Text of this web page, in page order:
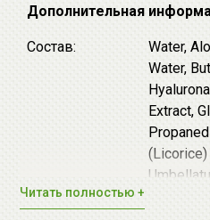
антиоксидантами и
окислительным
выработке коллагена,
центеллы
покраснение и
сосудов, уменьшает
повышает
Полиглутаминовая
Дополнительная
Состав:
Water,
Water,
Extract,
(Licorice)
Читать полностью +